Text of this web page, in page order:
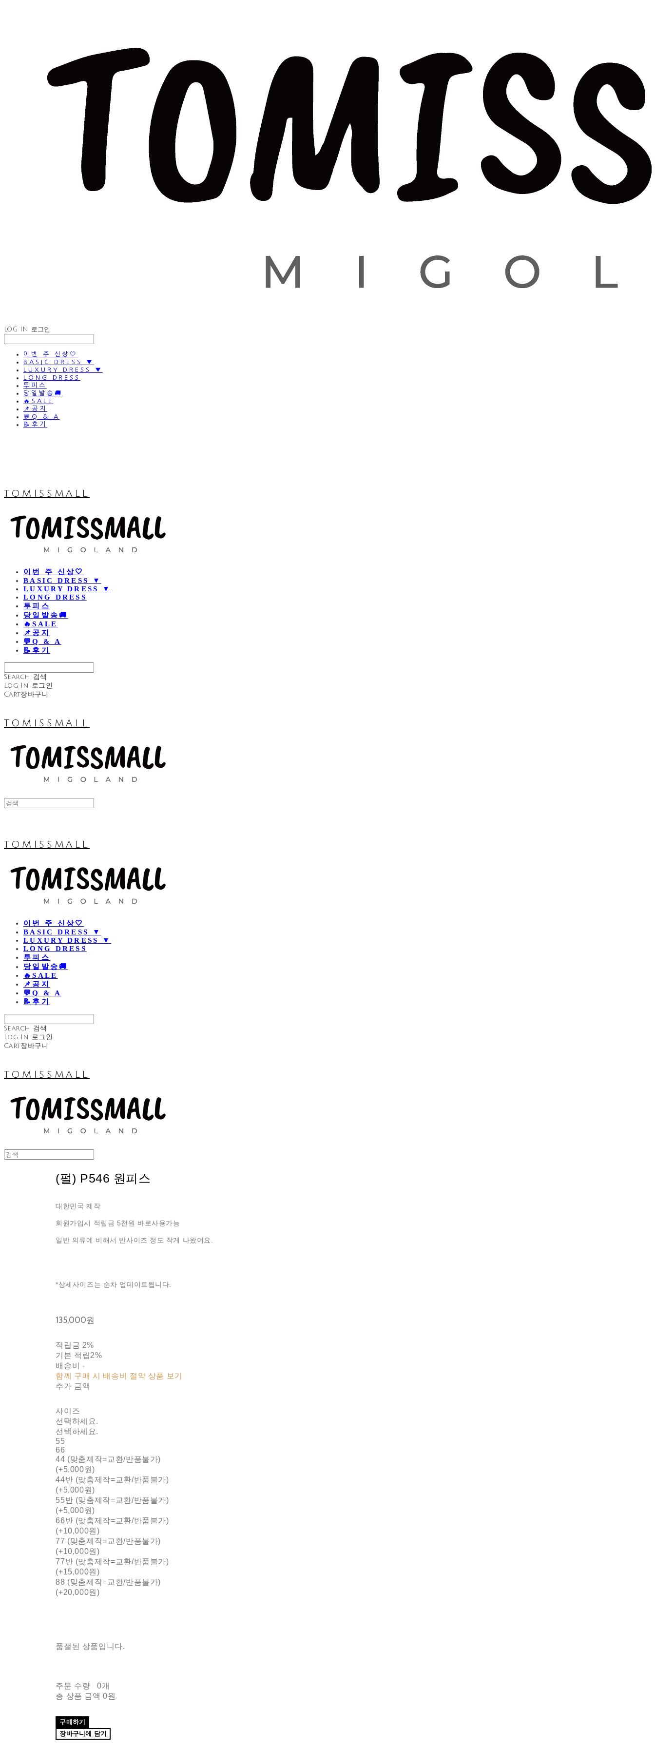
LOG IN 로그인
이번 주 신상🤍
BASIC DRESS ▼
LUXURY DRESS ▼
LONG DRESS
투피스
당일발송🚚
🔥SALE
📌공지
💬Q & A
📝후기
TOMISSMALL
이번 주 신상🤍
BASIC DRESS ▼
LUXURY DRESS ▼
LONG DRESS
투피스
당일발송🚚
🔥SALE
📌공지
💬Q & A
📝후기
Search 검색
Log In 로그인
Cart장바구니
TOMISSMALL
TOMISSMALL
이번 주 신상🤍
BASIC DRESS ▼
LUXURY DRESS ▼
LONG DRESS
투피스
당일발송🚚
🔥SALE
📌공지
💬Q & A
📝후기
Search 검색
Log In
로그인
Cart장바구니
TOMISSMALL
(펄) P546 원피스
대한민국 제작
회원가입시 적립금 5천원 바로사용가능
일반 의류에 비해서 반사이즈 정도 작게 나왔어요.
*상세사이즈는 순차 업데이트됩니다.
135,000원
적립금 2%
기본 적립2%
배송비 -
함께 구매 시 배송비 절약 상품 보기
추가 금액
사이즈
선택하세요.
선택하세요.
55
66
44 (맞춤제작=교환/반품불가)
(+5,000원)
44반 (맞춤제작=교환/반품불가)
(+5,000원)
55반 (맞춤제작=교환/반품불가)
(+5,000원)
66반 (맞춤제작=교환/반품불가)
(+10,000원)
77 (맞춤제작=교환/반품불가)
(+10,000원)
77반 (맞춤제작=교환/반품불가)
(+15,000원)
88 (맞춤제작=교환/반품불가)
(+20,000원)
품절된 상품입니다.
주문 수량
0개
총 상품 금액 0원
구매하기
장바구니에 담기